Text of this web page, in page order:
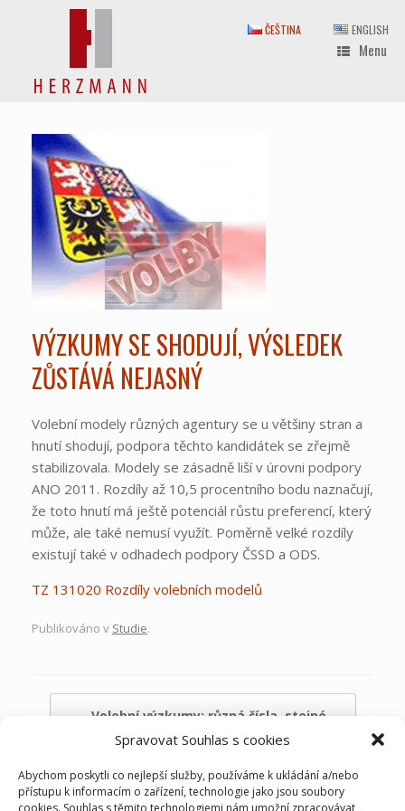
Spravovat Souhlas s cookies
Abychom poskytli co nejlepší služby, používáme k ukládání a/nebo
přístupu k informacím o zařízení, technologie jako jsou soubory
cookies. Souhlas s těmito technologiemi nám umožní zpracovávat
ČEŠTINA ENGLISH
Menu
VÝZKUMY SE SHODUJÍ, VÝSLEDEK
ZŮSTÁVÁ NEJASNÝ
Volební modely různých agentury se u většiny stran a
hnutí shodují, podpora těchto kandidátek se zřejmě
stabilizovala. Modely se zásadně liší v úrovni podpory
ANO 2011. Rozdíly až 10,5 procentního bodu naznačují,
že toto hnutí má ještě potenciál růstu preferencí, který
může, ale také nemusí využít. Poměrně velké rozdíly
existují také v odhadech podpory ČSSD a ODS.
TZ 131020 Rozdíly volebních modelů
Publikováno v Studie.
Volební výzkumy: různá čísla, stejné…
Úspěšná prezentace společnosti →